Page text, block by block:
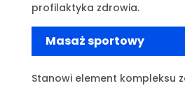
profilaktyka zdrowia.
Masaż sportowy
Stanowi element kompleksu